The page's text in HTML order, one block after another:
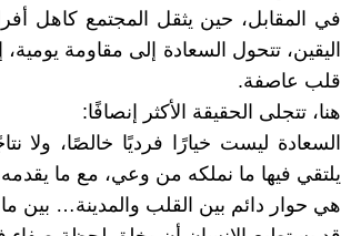
في المقابل، حين يثقل المجتمع كاهل
اليقين، تتحول السعادة إلى مقاومة
قلب عاصفة.
هنا، تتجلى الحقيقة الأكثر إنصافًا:
السعادة ليست خيارًا فرديًا خالصًا، ولا
يلتقي فيها ما نملكه من وعي، مع ما
هي حوار دائم بين القلب والمدينة… بين